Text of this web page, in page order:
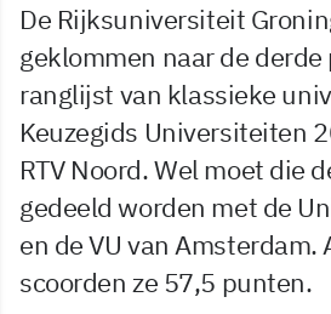
De Rijksuniversiteit
geklommen naar de
ranglijst van klassieke
Keuzegids Universiteiten
RTV Noord. Wel moet die
gedeeld worden met de
en de VU van Amsterdam.
scoorden ze 57,5 punten.